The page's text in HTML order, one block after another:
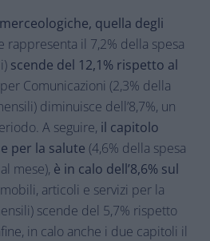
quella degli
rappresenta il 7,2% della spesa
scende del 12,1% rispetto al
Comunicazioni (2,3% della
diminuisce dell’8,7%, un
A seguire, il capitolo
per la salute (4,6% della spesa
mese), è in calo dell’8,6% sul
articoli e servizi per la
scende del 5,7% rispetto
in calo anche i due capitoli il